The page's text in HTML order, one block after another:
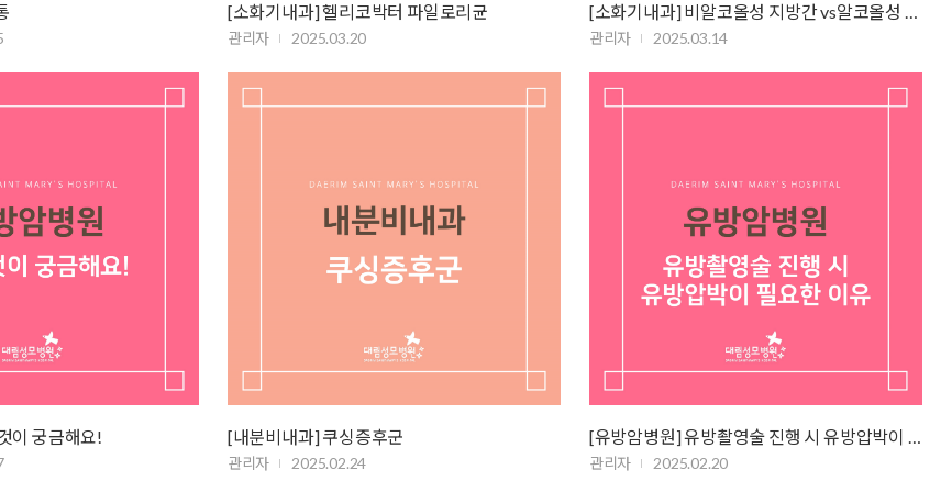
[소화기내과] 헬리코박터 파일로리균
관리자 2025.03.20
[소화기내과] 비알코올성 지방간 vs알코올성 지방간
관리자 2025.03.14
이 궁금해요! [내분비내과] 쿠싱증후군
관리자 2025.02.24
[유방암병원] 유방촬영술 진행 시 유방압박이 필요한 이유
관리자 2025.02.20